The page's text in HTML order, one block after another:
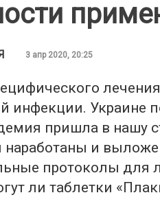
3 апр 2020, 20:25
инфекции. Украине
пришла в нашу
и
протоколы для
ли таблетки